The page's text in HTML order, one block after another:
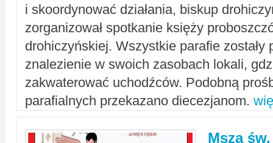
i skoordynować działania, biskup
zorganizował spotkanie księży
drohiczyńskiej. Wszystkie parafie zostały
znalezienie w swoich zasobach lokali,
zakwaterować uchodźców. Podobną
parafialnych przekazano diecezjanom.
Msza